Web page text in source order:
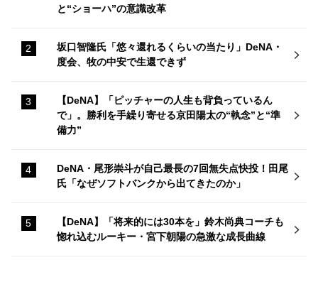
と“ショーハ”の意識改革
坂口智隆氏「悠々還れるくらいの当たり」DeNA・
度会、牧の中安で生還できず
【DeNA】「ピッチャーの人生も背負っているん
で」。勝利を手繰り寄せる京田陽太の“執念”と“準
備力”
DeNA・尾形崇斗が自己最長の7回無失点快投！田尾
氏「なぜソフトバンクから出てきたのか」
【DeNA】「将来的には30本を」鈴木尚典コーチも
惚れ込むルーキー・宮下朝陽の急激な成長曲線